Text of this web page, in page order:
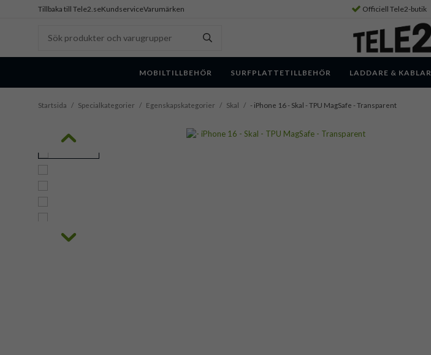
Tillbaka till Tele2.seKundserviceVarumärken Officiell Tele2-butik
MOBILTILLBEHÖR SURFPLATTETILLBEHÖR LADDARE & KABLAR
Startsida / Specialkategorier / Egenskapskategorier / Skal / - iPhone 16 - Skal - TPU MagSafe - Transparent